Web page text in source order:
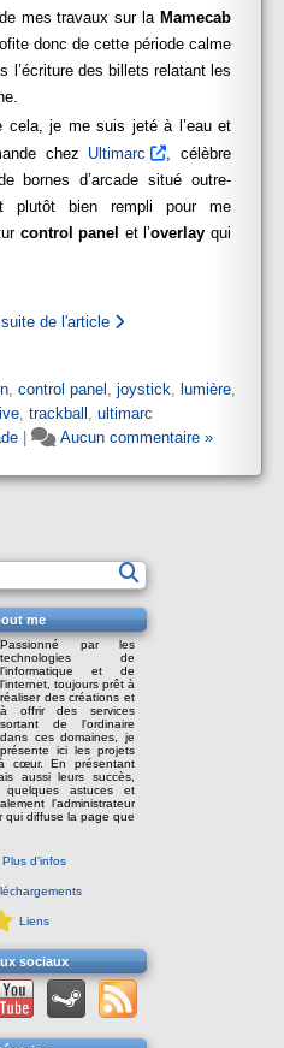
mes travaux sur la Mamecab
donc de cette période calme
l’écriture des billets relatant les
cela, je me suis jeté à l’eau et
chez Ultimarc
, célèbre
bornes d’arcade situé outre-
plutôt bien rempli pour me
control panel et l’overlayqui
de l'article
, control panel , joystick, lumière,
, trackball , ultimarc
Aucun commentaire »
me
Passionné par les
technologies de
l'informatique et de
l'internet, toujours prêt à
réaliser des créations et
à offrir des services
sortant de l'ordinaire
dans ces domaines, je
présente ici les projets
cœur. En présentant
aussi leurs succès,
quelques astuces et
l'administrateur
qui diffuse la page que
Plus d'infos
Liens
sociaux